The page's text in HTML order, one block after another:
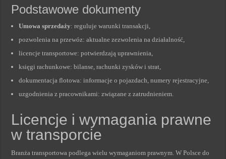
Podstawowe dokumenty
Umowa sprzedaży: reguluje warunki transakcji,
pozwolenia na przewóz: aktualne zezwolenia na działalność,
licencje transportowe: potwierdzają uprawnienia,
księgi rachunkowe: bilanse, rachunki zysków i strat,
dokumentacja flotowa: informacje o pojazdach, numery rejestracyjne,
uzgodnienia z pracownikami: związane z zatrudnieniem.
Licencje i wymagania prawne
w transporcie
Branża transportowa podlega wielu wymaganiom prawnym. W Polsce do